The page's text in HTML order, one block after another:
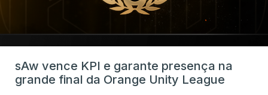
sAw vence KPI e garante presença na
grande final da Orange Unity League